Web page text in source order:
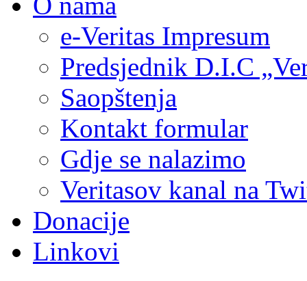
e-Veritas Impresum
Predsjednik D.I.C
Saopštenja
Kontakt formular
Gdje se nalazimo
Veritasov kanal na
Donacije
Linkovi